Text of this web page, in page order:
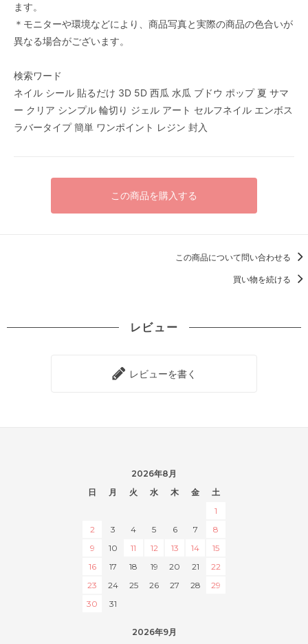
ます。
＊モニターや環境などにより、商品写真と実際の商品の色合いが
異なる場合がございます。
検索ワード
ネイル シール 貼るだけ 3D 5D 西瓜 水瓜 ブドウ ポップ 夏 サマ
ー クリア シンプル 輪切り ジェル アート セルフネイル エンボス
ラバータイプ 簡単 ワンポイント レジン 封入
この商品を購入する
この商品について問い合わせる
買い物を続ける
レビュー
レビューを書く
2026年8月
日
月 火 水 木 金
土
1
2
3 4 5 6 7
8
9
10 11 12 13 14
15
16
17 18 19 20 21
22
23
24 25 26 27 28
29
30
31
2026年9月